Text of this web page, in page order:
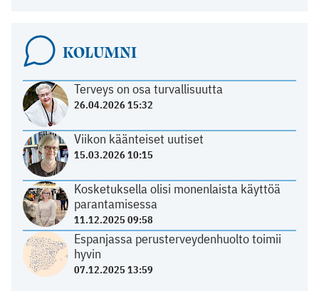
KOLUMNI
Terveys on osa turvallisuutta
26.04.2026 15:32
Viikon käänteiset uutiset
15.03.2026 10:15
Kosketuksella olisi monenlaista käyttöä
parantamisessa
11.12.2025 09:58
Espanjassa perusterveydenhuolto toimii
hyvin
07.12.2025 13:59